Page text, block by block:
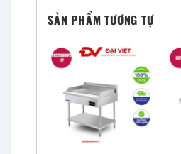
SẢN PHẨM TƯƠNG TỰ